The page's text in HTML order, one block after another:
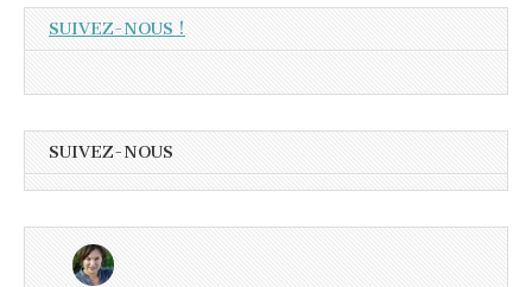
SUIVEZ-NOUS !
SUIVEZ-NOUS